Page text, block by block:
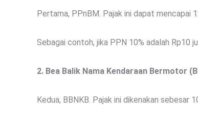
Pertama, PPnBM. Pajak ini dapat mencapai
Sebagai contoh, jika PPN 10% adalah Rp10
2. Bea Balik Nama Kendaraan Bermotor
Kedua, BBNKB. Pajak ini dikenakan sebesar